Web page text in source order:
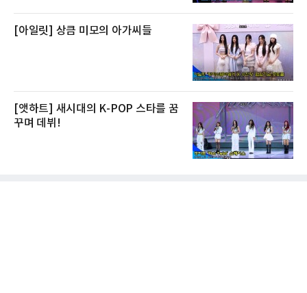
[아일릿] 상큼 미모의 아가씨들
[앳하트] 새시대의 K-POP 스타를 꿈
꾸며 데뷔!